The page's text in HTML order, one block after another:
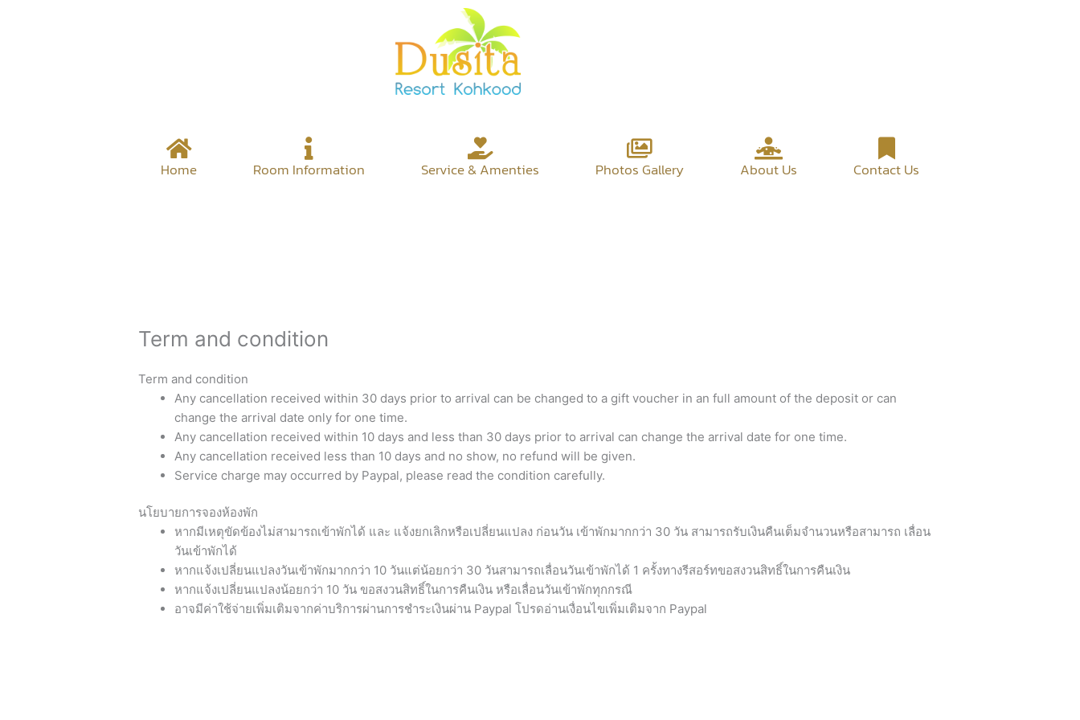
Home Room Information Service & Amenties Photos Gallery About Us Contact Us
Term and condition
Term and condition
Any cancellation received within 30 days prior to arrival can be changed to a gift voucher in an full amount of the deposit or can
change the arrival date only for one time.
Any cancellation received within 10 days and less than 30 days prior to arrival can change the arrival date for one time.
Any cancellation received less than 10 days and no show, no refund will be given.
Service charge may occurred by Paypal, please read the condition carefully.
นโยบายการจองห้องพัก
หากมีเหตุขัดข้องไม่สามารถเข้าพักได้ และ แจ้งยกเลิกหรือเปลี่ยนแปลง ก่อนวัน เข้าพักมากกว่า 30 วัน สามารถรับเงินคืนเต็มจำนวนหรือสามารถ เลื่อน
วันเข้าพักได้
หากแจ้งเปลี่ยนแปลงวันเข้าพักมากกว่า 10 วันแต่น้อยกว่า 30 วันสามารถเลื่อนวันเข้าพักได้ 1 ครั้งทางรีสอร์ทขอสงวนสิทธิ์ในการคืนเงิน
หากแจ้งเปลี่ยนแปลงน้อยกว่า 10 วัน ขอสงวนสิทธิ์ในการคืนเงิน หรือเลื่อนวันเข้าพักทุกกรณี
อาจมีค่าใช้จ่ายเพิ่มเติมจากค่าบริการผ่านการชำระเงินผ่าน Paypal โปรดอ่านเงื่อนไขเพิ่มเติมจาก Paypal